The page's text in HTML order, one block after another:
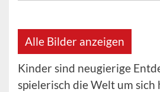
Alle Bilder anzeigen
Kinder sind neugierige
spielerisch die Welt um